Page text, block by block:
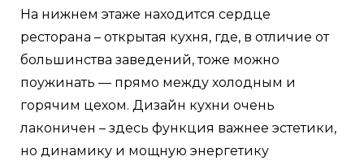
На нижнем этаже находится сердце
ресторана – открытая кухня, где, в отличие от
большинства заведений, тоже можно
поужинать — прямо между холодным и
горячим цехом. Дизайн кухни очень
лаконичен – здесь функция важнее эстетики,
но динамику и мощную энергетику